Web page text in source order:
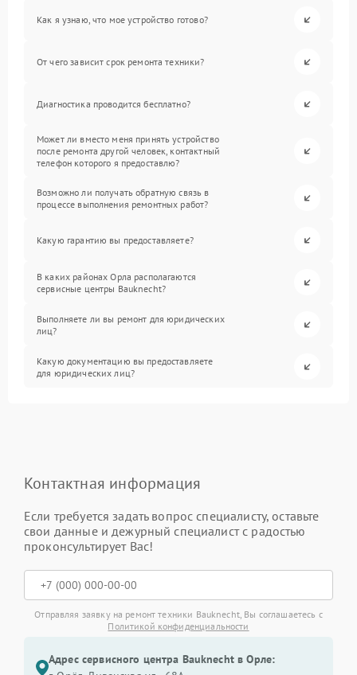
Как я узнаю, что мое устройство готово?
От чего зависит срок ремонта техники?
Диагностика проводится бесплатно?
Может ли вместо меня принять устройство
после ремонта другой человек, контактный
телефон которого я предоставлю?
Возможно ли получать обратную связь в
процессе выполнения ремонтных работ?
Какую гарантию вы предоставляете?
В каких районах Орла располагаются
сервисные центры Bauknecht?
Выполняете ли вы ремонт для юридических
лиц?
Какую документацию вы предоставляете
для юридических лиц?
Контактная информация
Если требуется задать вопрос специалисту, оставьте
свои данные и дежурный специалист с радостью
проконсультирует Вас!
Отправляя заявку на ремонт техники Bauknecht, Вы соглашаетесь с
Политикой конфиденциальности
Адрес сервисного центра Bauknecht в Орле: